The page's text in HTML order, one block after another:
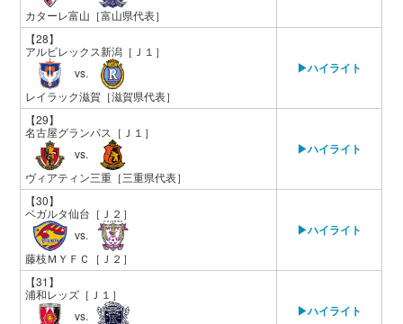
カターレ富山 ［富山県代表］
【28】
アルビレックス新潟 ［Ｊ１］
vs.
レイラック滋賀 ［滋賀県代表］
▶ハイライト
【29】
名古屋グランパス ［Ｊ１］
vs.
ヴィアティン三重 ［三重県代表］
▶ハイライト
【30】
ベガルタ仙台 ［Ｊ２］
vs.
藤枝ＭＹＦＣ
［Ｊ２］
▶ハイライト
【31】
浦和レッズ ［Ｊ１］
vs.
▶ハイライト